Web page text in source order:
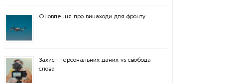
Оновлення про винаходи для фронту
Захист персональних даних vs свобода
слова